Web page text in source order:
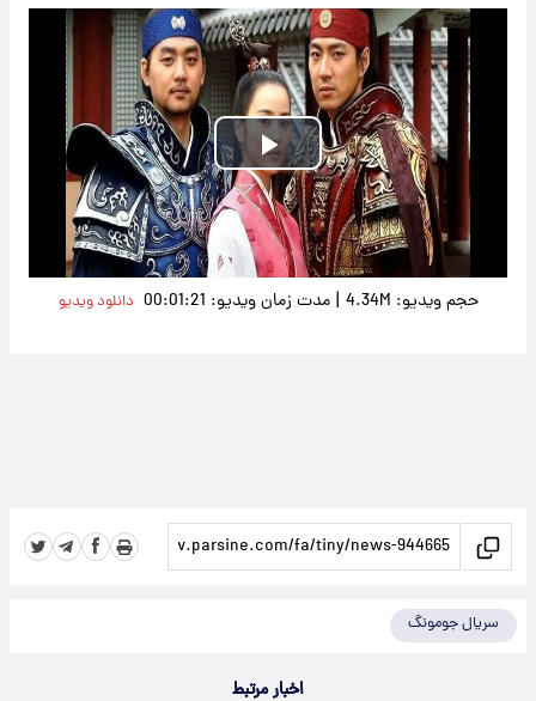
Play
Video
حجم ویدیو: 4.34M |مدت زمان ویدیو: 00:01:21 دانلود ویدیو
سریال جومونگ
اخبار مرتبط